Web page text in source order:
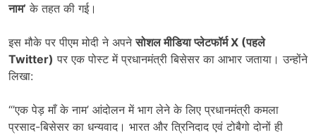
नाम’ के तहत की गई।
इस मौके पर पीएम मोदी ने अपनेसोशल मीडिया प्लेटफॉर्म X (पहले
Twitter) पर एक पोस्ट में प्रधानमंत्री बिसेसर का आभार जताया। उन्होंने
लिखा:
“’एक पेड़ माँ के नाम’ आंदोलन में भाग लेने के लिए प्रधानमंत्री कमला
प्रसाद-बिसेसर का धन्यवाद। भारत और त्रिनिदाद एवं टोबैगो दोनों ही